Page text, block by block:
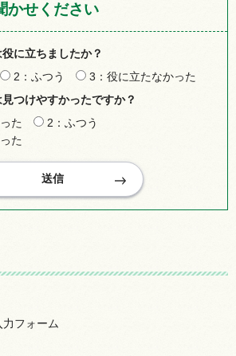
かせください
に立ちましたか？
2：ふつう
3：役に立たなかった
つけやすかったですか？
た
2：ふつう
た
フォーム